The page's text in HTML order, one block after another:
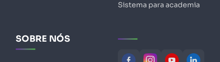
Sistema para academia
SOBRE NÓS